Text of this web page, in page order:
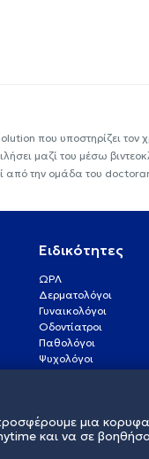
που υποστηρίζει τον
μαζί του μέσω
από την ομάδα του
Ειδικότητες
ΩΡΛ
Δερματολόγοι
Γυναικολόγοι
Οδοντίατροι
Παθολόγοι
Ψυχολόγοι
Καρδιολόγοι
μια
και να σε